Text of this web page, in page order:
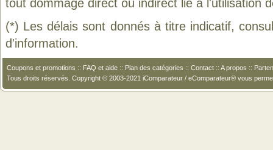
tout dommage direct ou indirect lié à l'utilisation
(*) Les délais sont donnés à titre indicatif,
d'information.
Coupons et promotions :: FAQ et aide :: Plan des catégories :: Contact :: A propos ::
Tous droits réservés. Copyright © 2003-2021 iComparateur / eComparateur® vous